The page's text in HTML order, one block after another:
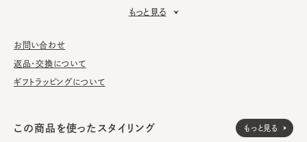
洗濯可能。洗うことにより風合いに多少の変化が起こります。お洗
濯の際は単独手洗いで洗濯後、形を整え陰干ししてください。
※サイズ調節スベリ仕様（サイズを小さくする際は、調節テープを
※加工の仕上がりは個体差があります。
もっと見る
お問い合わせ
返品・交換について
ギフトラッピングについて
この商品を使ったスタイリング もっと見る